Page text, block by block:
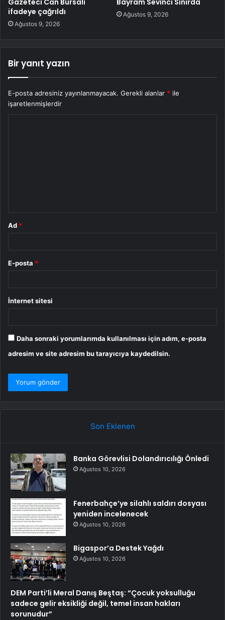
Gazeteci Can Bursalı
ifadeye çağrıldı
Ağustos 9, 2026
Bayram Sevinci Sınırda
Ağustos 9, 2026
Bir yanıt yazın
E-posta adresiniz yayınlanmayacak. Gerekli alanlar * ile
işaretlenmişlerdir
Ad *
E-posta *
İnternet sitesi
Daha sonraki yorumlarımda kullanılması için adım, e-posta
adresim ve site adresim bu tarayıcıya kaydedilsin.
Son Eklenen
Banka Görevlisi Dolandırıcılığı Önledi
Ağustos 10, 2026
Fenerbahçe’ye silahlı saldırı dosyası
yeniden incelenecek
Ağustos 10, 2026
Bigaspor’a Destek Yağdı
Ağustos 10, 2026
DEM Parti’li Meral Danış Beştaş: “Çocuk yoksulluğu
sadece gelir eksikliği değil, temel insan hakları
sorunudur”